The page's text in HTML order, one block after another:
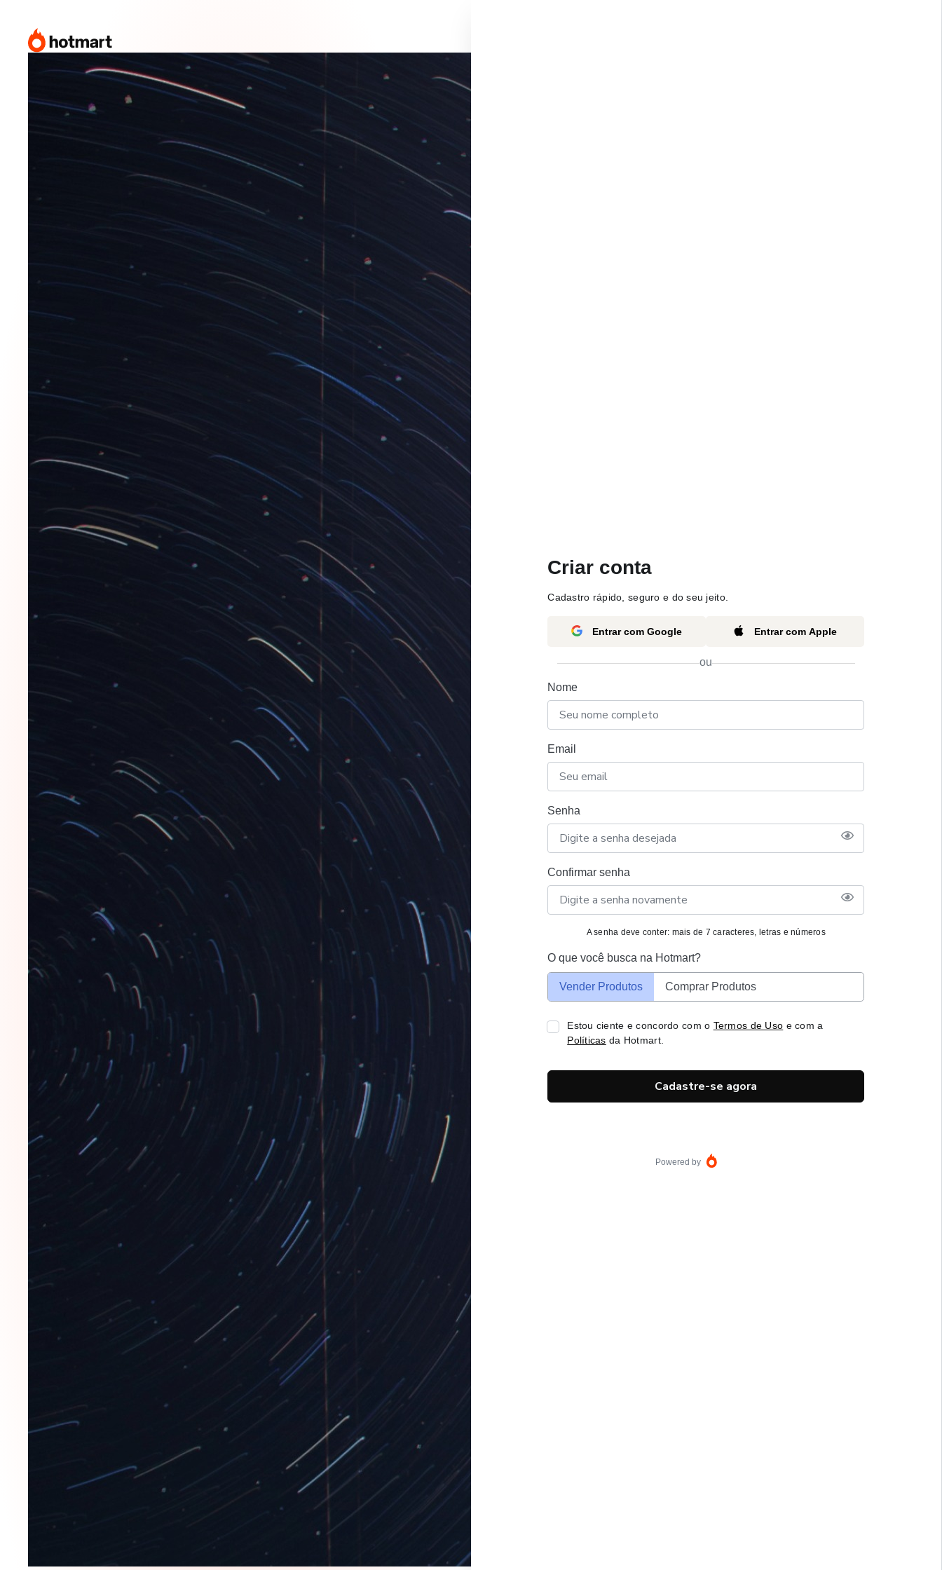
Criar conta
Cadastro rápido, seguro e do seu jeito.
Entrar com Google Entrar com Apple
ou
Nome
Email
Senha
Confirmar senha
A senha deve conter: mais de 7 caracteres, letras e números
O que você busca na Hotmart?
Vender Produtos Comprar Produtos
Estou ciente e concordo com o Termos de Uso e com a
Políticas da Hotmart.
Cadastre-se agora
Powered by